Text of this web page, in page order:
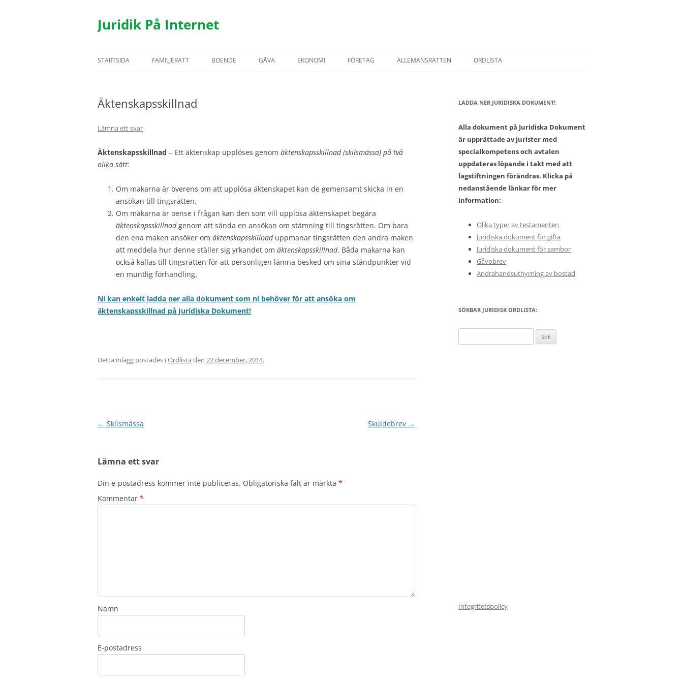
innehåll
Juridik På Internet
STARTSIDA FAMILJERÄTT
ÄKTENSKAP
BOENDE GÅVA EKONOMI
SKATT PRIVATPERSONER
FÖRETAG ALLEMANSRÄTTEN ORDLISTA
Äktenskapsskillnad
Lämna ett svar
Äktenskapsskillnad – Ett äktenskap upplöses genom äktenskapsskillnad (skilsmässa) på två
olika sätt:
Om makarna är överens om att upplösa äktenskapet kan de gemensamt skicka in en
ansökan till tingsrätten.
Om makarna är oense i frågan kan den som vill upplösa äktenskapet begära
äktenskapsskillnadgenom att sända en ansökan om stämning till tingsrätten. Om bara
den ena maken ansöker om äktenskapsskillnaduppmanar tingsrätten den andra maken
att meddela hur denne ställer sig yrkandet om äktenskapsskillnad. Båda makarna kan
också kallas till tingsrätten för att personligen lämna besked om sina ståndpunkter vid
en muntlig förhandling.
Ni kan enkelt ladda ner alla dokument som ni behöver för att ansöka om
äktenskapsskillnad på Juridiska Dokument!
Detta inlägg postades iOrdlista den 22 december, 2014.
Inläggsnavigering
← Skilsmässa Skuldebrev →
Lämna ett svar
Din e-postadress kommer inte publiceras. Obligatoriska fält är märkta *
Kommentar *
Namn
E-postadress
LADDA NER JURIDISKA DOKUMENT!
Alla dokument på Juridiska Dokument
är upprättade av jurister med
specialkompetens och avtalen
uppdateras löpande i takt med att
lagstiftningen förändras. Klicka på
nedanstående länkar för mer
information:
Olika typer av testamenten
Juridiska dokument för gifta
Juridiska dokument för sambor
Gåvobrev
Andrahandsuthyrning av bostad
SÖKBAR JURIDISK ORDLISTA:
efter:
Integritetspolicy